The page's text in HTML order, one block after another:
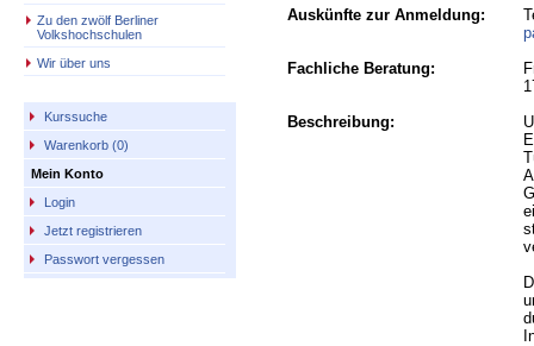
Zu den zwölf Berliner
Volkshochschulen
Wir über uns
Kurssuche
Warenkorb (0)
Mein Konto
Login
Jetzt registrieren
Passwort vergessen
Auskünfte zur Anmeldung:
Fachliche Beratung:
Beschreibung: